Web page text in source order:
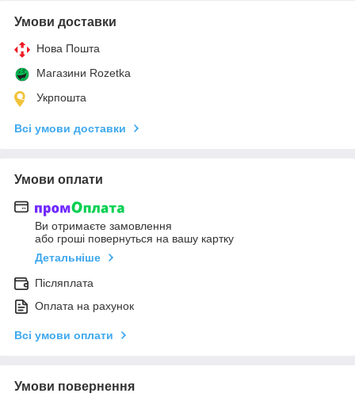
Умови доставки
Нова Пошта
Магазини Rozetka
Укрпошта
Всі умови доставки
Умови оплати
Ви отримаєте замовлення
або гроші повернуться на вашу картку
Детальніше
Післяплата
Оплата на рахунок
Всі умови оплати
Умови повернення